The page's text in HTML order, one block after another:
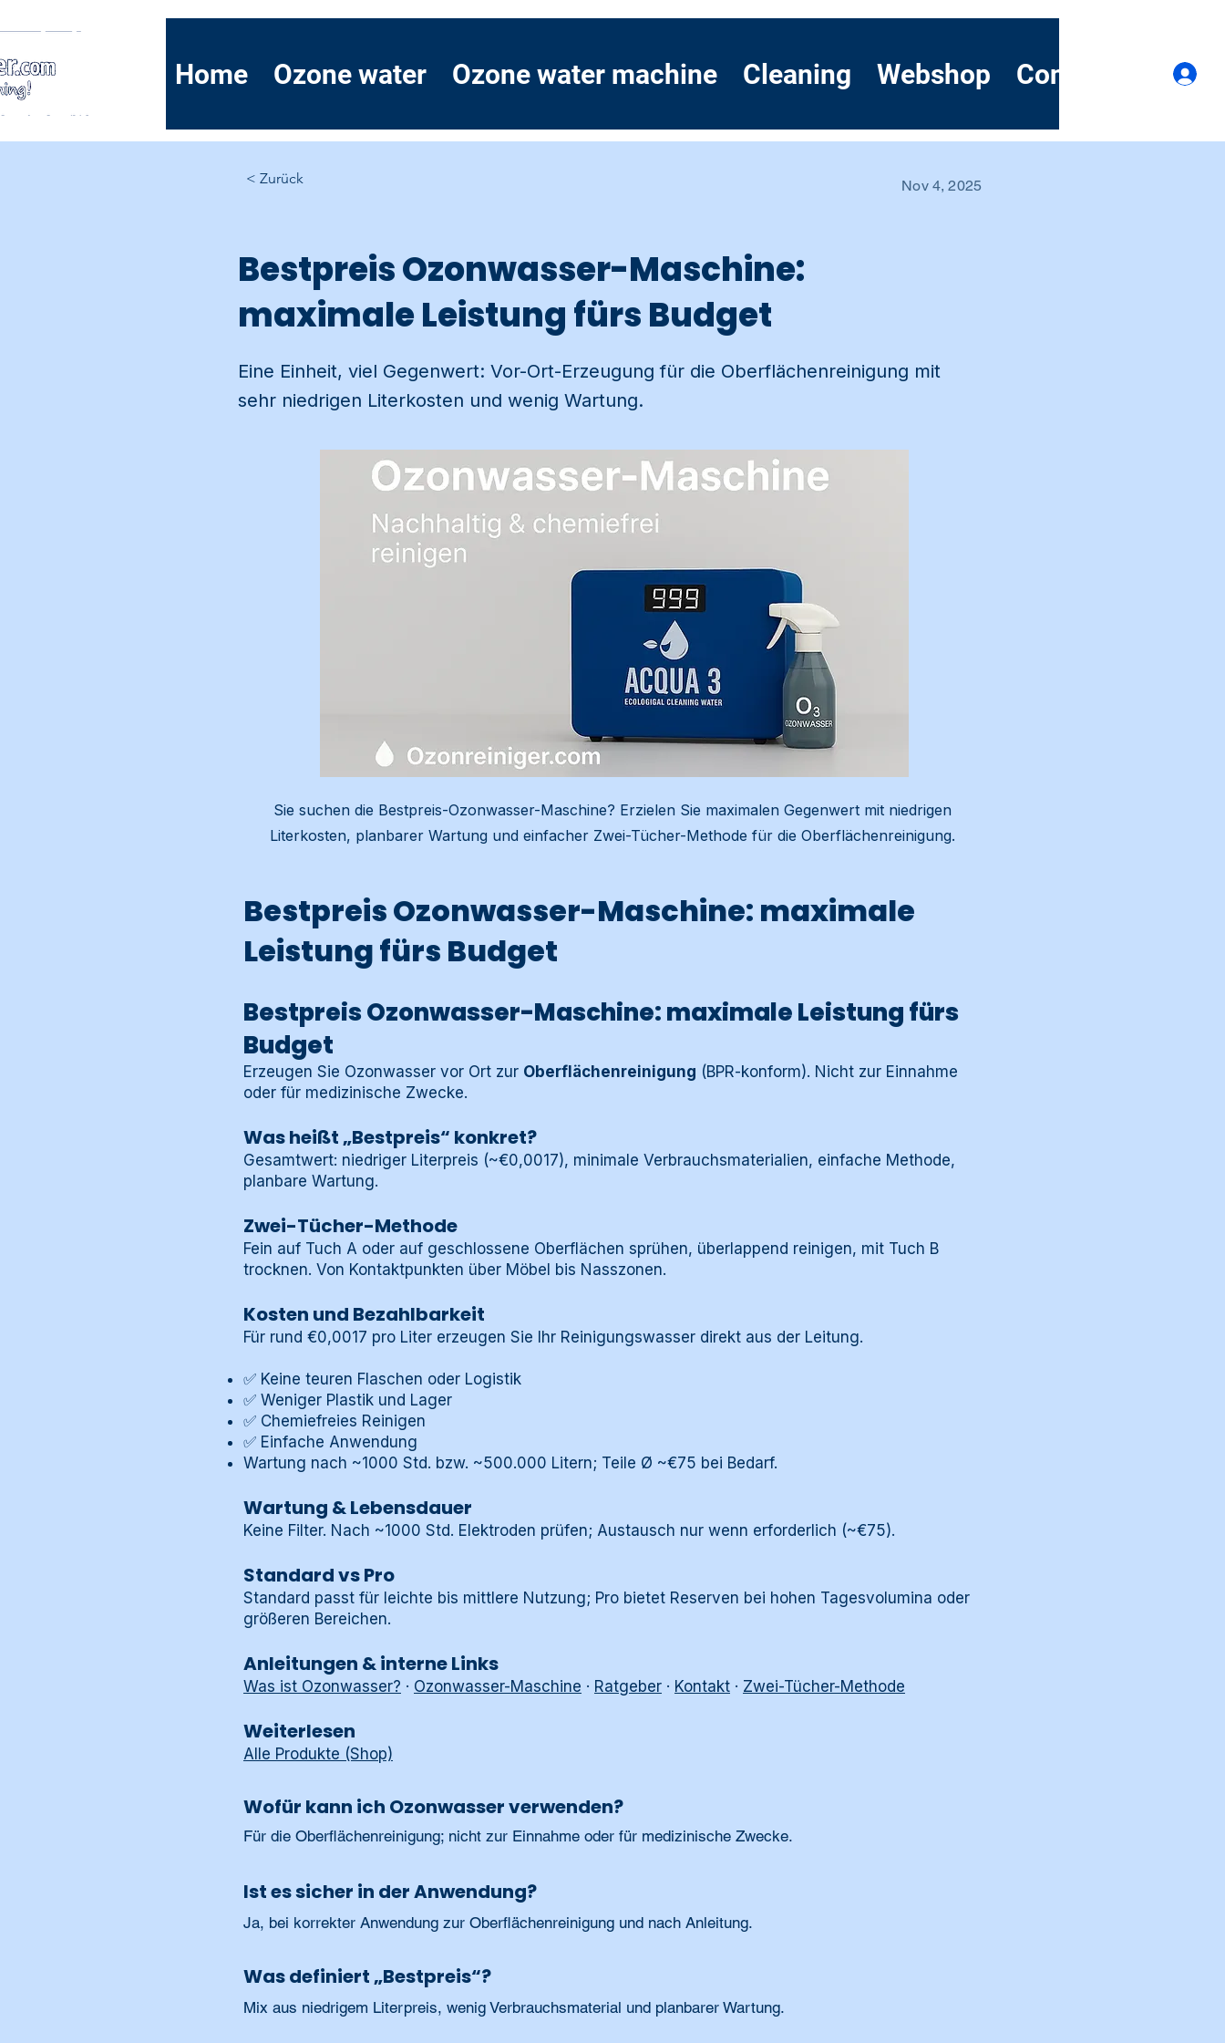
Home Ozone water Ozone water machine Cleaning Webshop Contact Demo
< Zurück Nov 4, 2025
Bestpreis Ozonwasser-Maschine:
maximale Leistung fürs Budget
Eine Einheit, viel Gegenwert: Vor-Ort-Erzeugung für die Oberflächenreinigung mit
sehr niedrigen Literkosten und wenig Wartung.
Sie suchen die Bestpreis-Ozonwasser-Maschine? Erzielen Sie maximalen Gegenwert mit niedrigen
Literkosten, planbarer Wartung und einfacher Zwei-Tücher-Methode für die Oberflächenreinigung.
Bestpreis Ozonwasser-Maschine: maximale
Leistung fürs Budget
Bestpreis Ozonwasser-Maschine: maximale Leistung fürs
Budget
Erzeugen Sie Ozonwasser vor Ort zur Oberflächenreinigung (BPR-konform). Nicht zur Einnahme
oder für medizinische Zwecke.
Was heißt „Bestpreis“ konkret?
Gesamtwert: niedriger Literpreis (~€0,0017), minimale Verbrauchsmaterialien, einfache Methode,
planbare Wartung.
Zwei-Tücher-Methode
Fein auf Tuch A oder auf geschlossene Oberflächen sprühen, überlappend reinigen, mit Tuch B
trocknen. Von Kontaktpunkten über Möbel bis Nasszonen.
Kosten und Bezahlbarkeit
Für rund €0,0017 pro Liter erzeugen Sie Ihr Reinigungswasser direkt aus der Leitung.
✅ Keine teuren Flaschen oder Logistik
✅ Weniger Plastik und Lager
✅ Chemiefreies Reinigen
✅ Einfache Anwendung
Wartung nach ~1000 Std. bzw. ~500.000 Litern; Teile Ø ~€75 bei Bedarf.
Wartung & Lebensdauer
Keine Filter. Nach ~1000 Std. Elektroden prüfen; Austausch nur wenn erforderlich (~€75).
Standard vs Pro
Standard passt für leichte bis mittlere Nutzung; Pro bietet Reserven bei hohen Tagesvolumina oder
größeren Bereichen.
Anleitungen & interne Links
Was ist Ozonwasser? · Ozonwasser-Maschine · Ratgeber · Kontakt · Zwei-Tücher-Methode
Weiterlesen
Alle Produkte (Shop)
Wofür kann ich Ozonwasser verwenden?
Für die Oberflächenreinigung; nicht zur Einnahme oder für medizinische Zwecke.
Ist es sicher in der Anwendung?
Ja, bei korrekter Anwendung zur Oberflächenreinigung und nach Anleitung.
Was definiert „Bestpreis“?
Mix aus niedrigem Literpreis, wenig Verbrauchsmaterial und planbarer Wartung.